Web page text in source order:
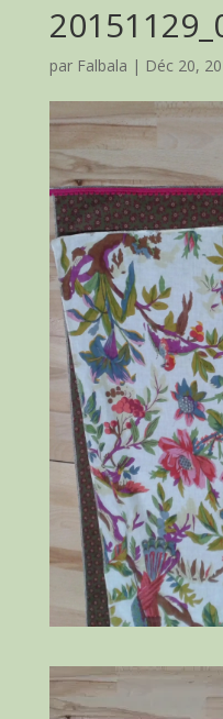
par Falbala | Déc 20,